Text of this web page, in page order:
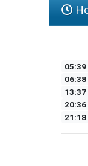
05:39
06:38
13:37
20:36
21:18